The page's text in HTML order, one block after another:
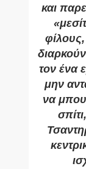
και
τον ένα
μην
να